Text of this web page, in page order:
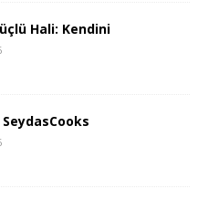
Hali: Kendini